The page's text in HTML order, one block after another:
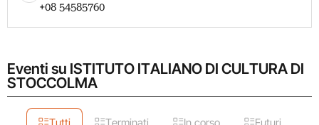
+08 54585760
Eventi su ISTITUTO ITALIANO DI CULTURA DI
STOCCOLMA